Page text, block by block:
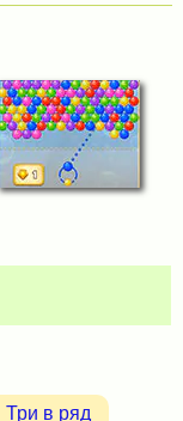
Три в ряд